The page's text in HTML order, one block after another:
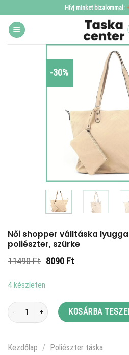
to
content
Hívj minket bizalommal:
-30%
Női shopper válltáska
poliészter, szürke
11490Ft Original
8090 FtCurrent
4 készleten
Női shopper válltáska lyuggatott V
KOSÁRBA
Kezdőlap /
Poliészter táska